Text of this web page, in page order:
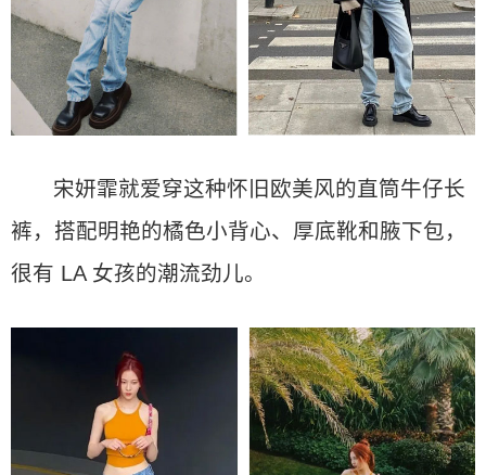
宋妍霏就爱穿这种怀旧欧美风的直筒牛仔长
裤，搭配明艳的橘色小背心、厚底靴和腋下包，
很有 LA 女孩的潮流劲儿。